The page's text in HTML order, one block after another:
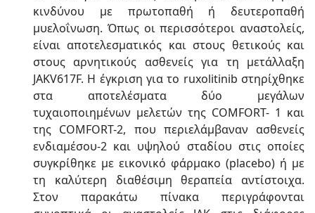
κινδύνου με πρωτοπαθή ή δευτεροπαθή
μυελοΐνωση. Όπως οι περισσότεροι αναστολείς,
είναι αποτελεσματικός και στους θετικούς και
στους αρνητικούς ασθενείς για τη μετάλλαξη
JAKV617F. Η έγκριση για το ruxolitinib στηρίχθηκε
στα αποτελέσματα δύο μεγάλων
τυχαιοποιημένων μελετών της COMFORT- 1 και
της COΜFORT-2, που περιελάμβαναν ασθενείς
ενδιαμέσου-2 και υψηλού σταδίου στις οποίες
συγκρίθηκε με εικονικό φάρμακο (placebo) ή με
τη καλύτερη διαθέσιμη θεραπεία αντίστοιχα.
Στον παρακάτω πίνακα περιγράφονται